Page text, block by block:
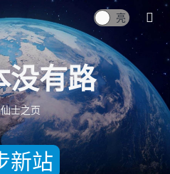
没有路
士之页
新站